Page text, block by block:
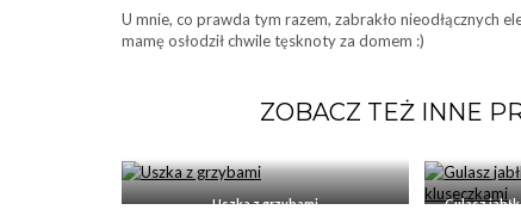
U mnie, co prawda tym razem, zabrakło nieodłącznych
mamę osłodził chwile tęsknoty za domem :)
ZOBACZ TEŻ INNE
Uszka z grzybami Gulasz